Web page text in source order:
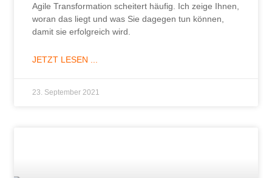
Agile Transformation scheitert häufig. Ich zeige Ihnen,
woran das liegt und was Sie dagegen tun können,
damit sie erfolgreich wird.
JETZT LESEN ...
23. September 2021